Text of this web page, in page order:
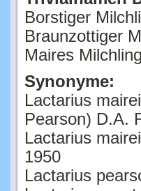
Borstiger
Braunzottiger
Maires Milchling
Synonyme:
Lactarius
Pearson) D.A.
Lactarius
1950
Lactarius